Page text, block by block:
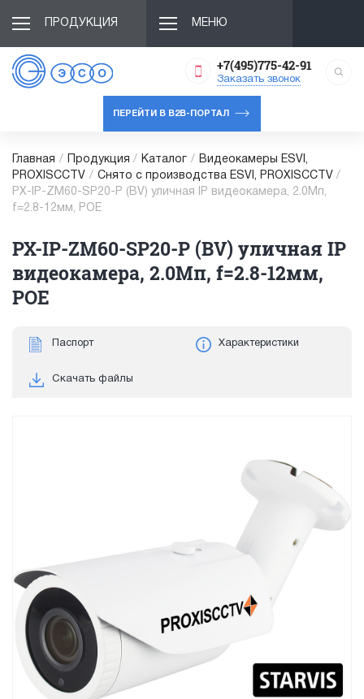
ПРОДУКЦИЯ МЕНЮ
+7(495)775-42-91
Заказать звонок
ПЕРЕЙТИ В B2B-ПОРТАЛ
Главная / Продукция / Каталог /
Видеокамеры ESVI,
PROXISCCTV / Снято с производства ESVI, PROXISCCTV /
PX-IP-ZM60-SP20-P (BV) уличная IP видеокамера, 2.0Мп,
f=2.8-12мм, POE
PX-IP-ZM60-SP20-P (BV) уличная IP
видеокамера, 2.0Мп, f=2.8-12мм,
POE
Паспорт Характеристики
Скачать файлы